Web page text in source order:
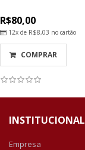
R$80,00
12x de R$8,03 no cartão
COMPRAR
INSTITUCIONAL
Empresa